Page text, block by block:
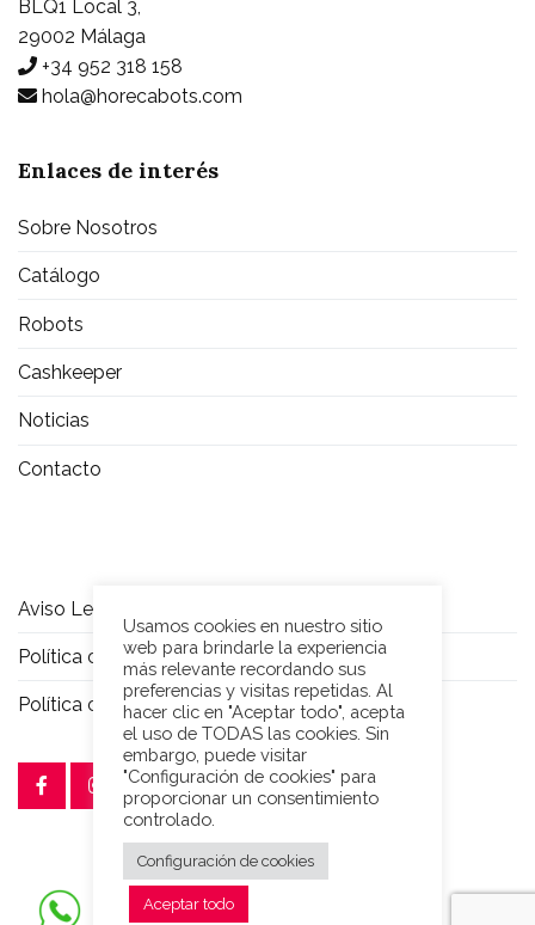
BLQ1 Local 3,
29002 Málaga
+34 952 318 158
hola@horecabots.com
Enlaces de interés
Sobre Nosotros
Catálogo
Robots
Cashkeeper
Noticias
Contacto
Aviso Legal
Política de privacidad
Política de Cookies
Copyright © 2026 Horecabots.
Usamos cookies en nuestro sitio
web para brindarle la experiencia
más relevante recordando sus
preferencias y visitas repetidas. Al
hacer clic en "Aceptar todo", acepta
el uso de TODAS las cookies. Sin
embargo, puede visitar
"Configuración de cookies" para
proporcionar un consentimiento
controlado.
Configuración de cookies
Aceptar todo